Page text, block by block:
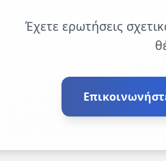
Έχετε ερωτήσεις